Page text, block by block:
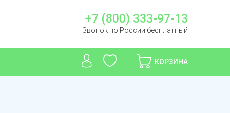
+7 (800) 333-97-13
Звонок по России бесплатный
КОРЗИНА